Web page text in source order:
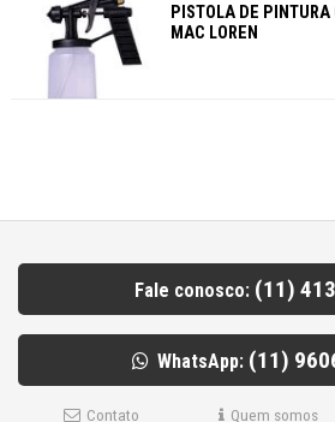
PISTOLA DE
MAC LOREN
Fale conosco: (11)
WhatsApp: (11)
Contato Quem somos